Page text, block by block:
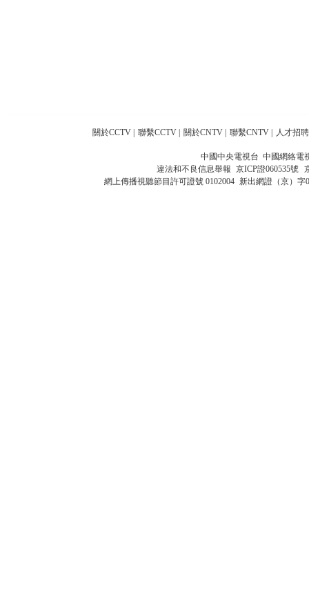
關於CCTV 聯繫CCTV 關於CNTV 聯繫CNTV 人才招聘
中國中央電視台 中國網絡電
違法和不良信息舉報 京ICP證060535號
網上傳播視聽節目許可證號 0102004 新出網證（京）